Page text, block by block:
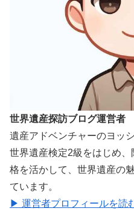
世界遺産探訪ブログ運営者
遺産アドベンチャーのヨッシ
世界遺産検定2級をはじめ
格を活かして、世界遺産の
ています。
▶ 運営者プロフィールを読